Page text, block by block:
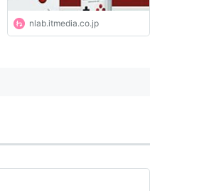
nlab.itmedia.co.jp